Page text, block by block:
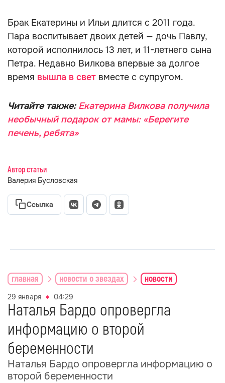
Брак Екатерины и Ильи длится с 2011 года.
Пара воспитывает двоих детей — дочь Павлу,
которой исполнилось 13 лет, и 11-летнего сына
Петра. Недавно Вилкова впервые за долгое
время вышла в свет вместе с супругом.
Читайте также: Екатерина Вилкова получила
необычный подарок от мамы: «Берегите
печень, ребята»
Автор статьи
Валерия Бусловская
Ссылка
главная новости о звездах новости
29 января 04:29
Наталья Бардо опровергла
информацию о второй
беременности
Наталья Бардо опровергла информацию о
второй беременности